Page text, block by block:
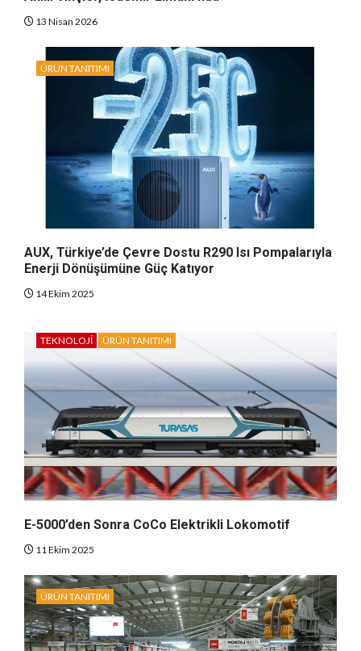
13 Nisan 2026
ÜRÜN TANITIMI
AUX, Türkiye’de Çevre Dostu R290 Isı Pompalarıyla
Enerji Dönüşümüne Güç Katıyor
14 Ekim 2025
TEKNOLOJI ÜRÜN TANITIMI
E-5000’den Sonra CoCo Elektrikli Lokomotif
11 Ekim 2025
ÜRÜN TANITIMI